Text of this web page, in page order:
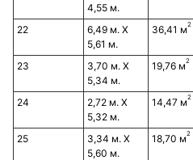
4,55 м.
22
6,49 м. Х
5,61 м.
36,41 м2
23
3,70 м. Х
5,34 м.
19,76 м2
24
2,72 м. Х
5,32 м.
14,47 м2
25
3,34 м. Х
5,60 м.
18,70 м2